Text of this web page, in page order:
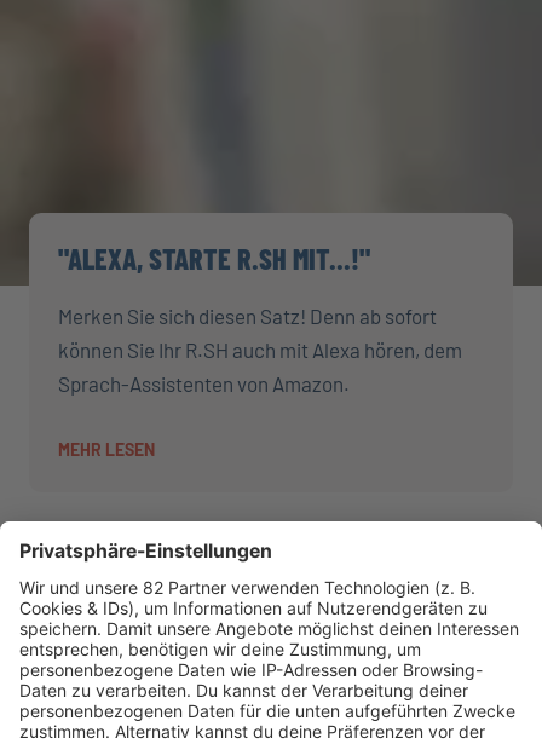
"ALEXA, STARTE R.SH MIT...!"
Merken Sie sich diesen Satz! Denn ab sofort
können Sie Ihr R.SH auch mit Alexa hören, dem
Sprach-Assistenten von Amazon.
MEHR LESEN
AKTIONEN
R.SH hilft helfen-Stiftung!